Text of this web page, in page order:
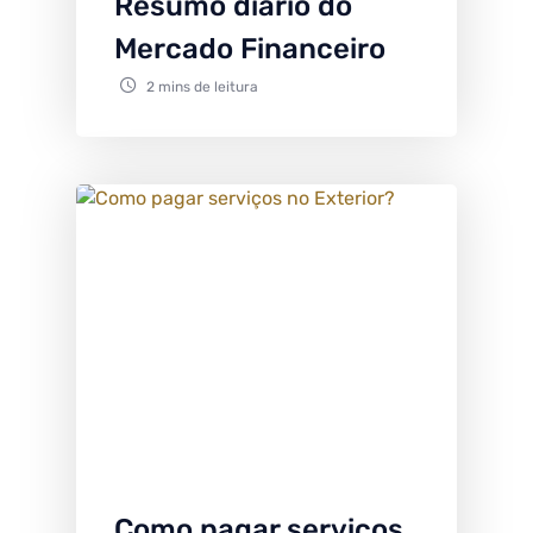
Mercado Financeiro
2 mins de leitura